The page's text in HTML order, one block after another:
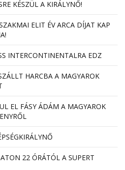
KÉSZÜL A KIRÁLYNŐ!
ELIT ÉV ARCA DÍJAT KAP
INTERCONTINENTALRA EDZ
HARCBA A MAGYAROK
EL FÁSY ÁDÁM A MAGYAROK
22 ÓRÁTÓL A SUPERT